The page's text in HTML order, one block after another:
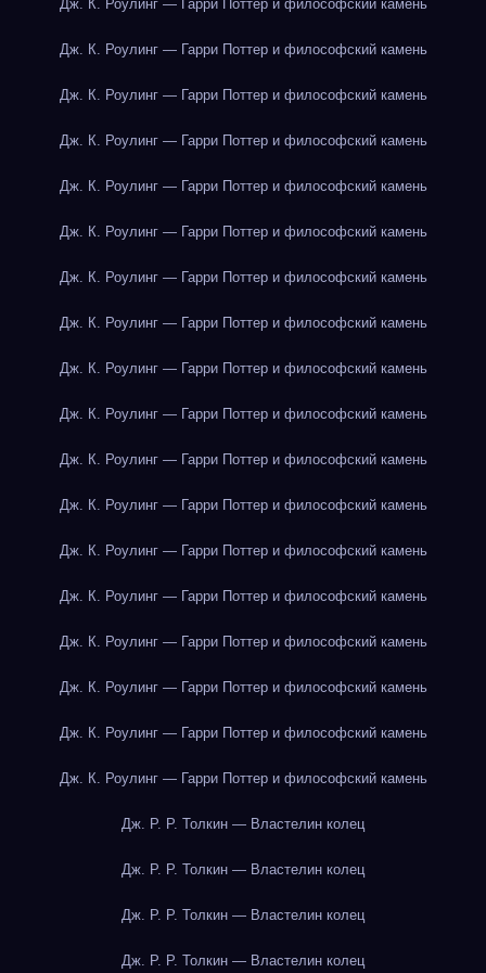
Дж. К. Роулинг — Гарри Поттер и философский камень
Дж. К. Роулинг — Гарри Поттер и философский камень
Дж. К. Роулинг — Гарри Поттер и философский камень
Дж. К. Роулинг — Гарри Поттер и философский камень
Дж. К. Роулинг — Гарри Поттер и философский камень
Дж. К. Роулинг — Гарри Поттер и философский камень
Дж. К. Роулинг — Гарри Поттер и философский камень
Дж. К. Роулинг — Гарри Поттер и философский камень
Дж. К. Роулинг — Гарри Поттер и философский камень
Дж. К. Роулинг — Гарри Поттер и философский камень
Дж. К. Роулинг — Гарри Поттер и философский камень
Дж. К. Роулинг — Гарри Поттер и философский камень
Дж. К. Роулинг — Гарри Поттер и философский камень
Дж. К. Роулинг — Гарри Поттер и философский камень
Дж. К. Роулинг — Гарри Поттер и философский камень
Дж. К. Роулинг — Гарри Поттер и философский камень
Дж. К. Роулинг — Гарри Поттер и философский камень
Дж. К. Роулинг — Гарри Поттер и философский камень
Дж. Р. Р. Толкин — Властелин колец
Дж. Р. Р. Толкин — Властелин колец
Дж. Р. Р. Толкин — Властелин колец
Дж. Р. Р. Толкин — Властелин колец